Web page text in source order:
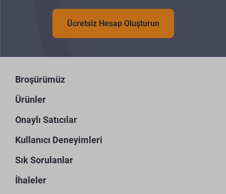
Ücretsiz Hesap Oluşturun
Broşürümüz
Ürünler
Onaylı Satıcılar
Kullanıcı Deneyimleri
Sık Sorulanlar
İhaleler